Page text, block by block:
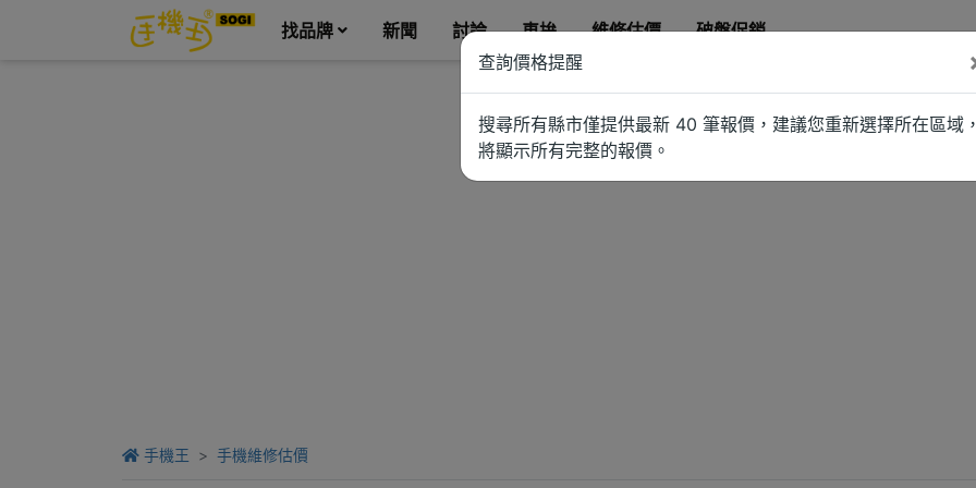
找品牌 新聞 討論 車拚 維修估價 破盤促銷
手機王 手機維修估價
查詢價格提醒
搜尋所有縣市僅提供最新 40 筆報價，建議您重新選擇所在區域
將顯示所有完整的報價。